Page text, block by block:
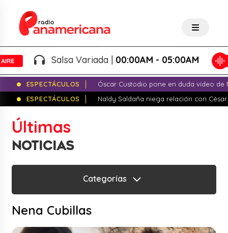
Salsa Variada |00:00AM - 05:00AM
ESPECTÁCULOS
Óscar Custodio pone en duda video de
ESPECTÁCULOS
Naldy Saldaña niega relación con
Últimas
NOTICIAS
Categorías
Nena Cubillas